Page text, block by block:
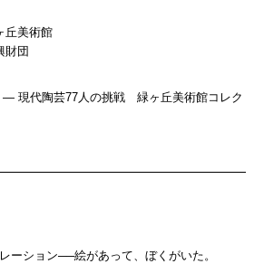
丘美術館
財団
― 現代陶芸77人の挑戦 緑ヶ丘美術館コレク
ーション──絵があって、ぼくがいた。